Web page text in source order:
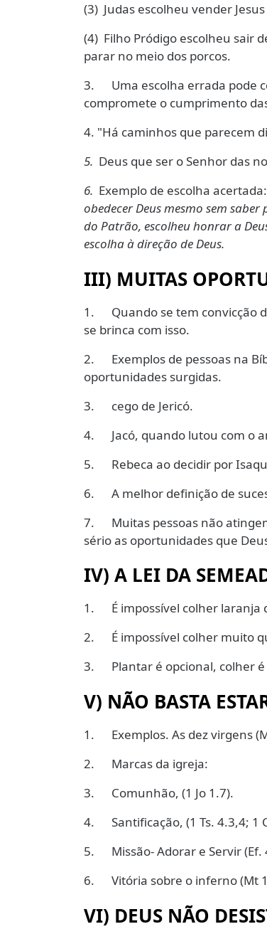
(3) Judas escolheu vender
(4) Filho Pródigo escolheu sair
parar no meio dos porcos.
3. Uma escolha errada pode
compromete o cumprimento
4. "Há caminhos que parecem
5. Deus que ser o Senhor das
6. Exemplo de escolha acertada:
obedecer Deus mesmo sem
do Patrão, escolheu honrar a
escolha à direção de Deus.
III) MUITAS
1. Quando se tem convicção
se brinca com isso.
2. Exemplos de pessoas na
oportunidades surgidas.
3. cego de Jericó.
4. Jacó, quando lutou com o
5. Rebeca ao decidir por
6. A melhor definição de
7. Muitas pessoas não
sério as oportunidades que
IV) A LEI DA
1. É impossível colher laranja
2. É impossível colher muito
3. Plantar é opcional, colher é
V) NÃO BASTA
1. Exemplos. As dez virgens
2. Marcas da igreja:
3. Comunhão, (1 Jo 1.7).
4. Santificação, (1 Ts. 4.3,4; 1
5. Missão- Adorar e Servir (Ef.
6. Vitória sobre o inferno (Mt
VI) DEUS NÃO